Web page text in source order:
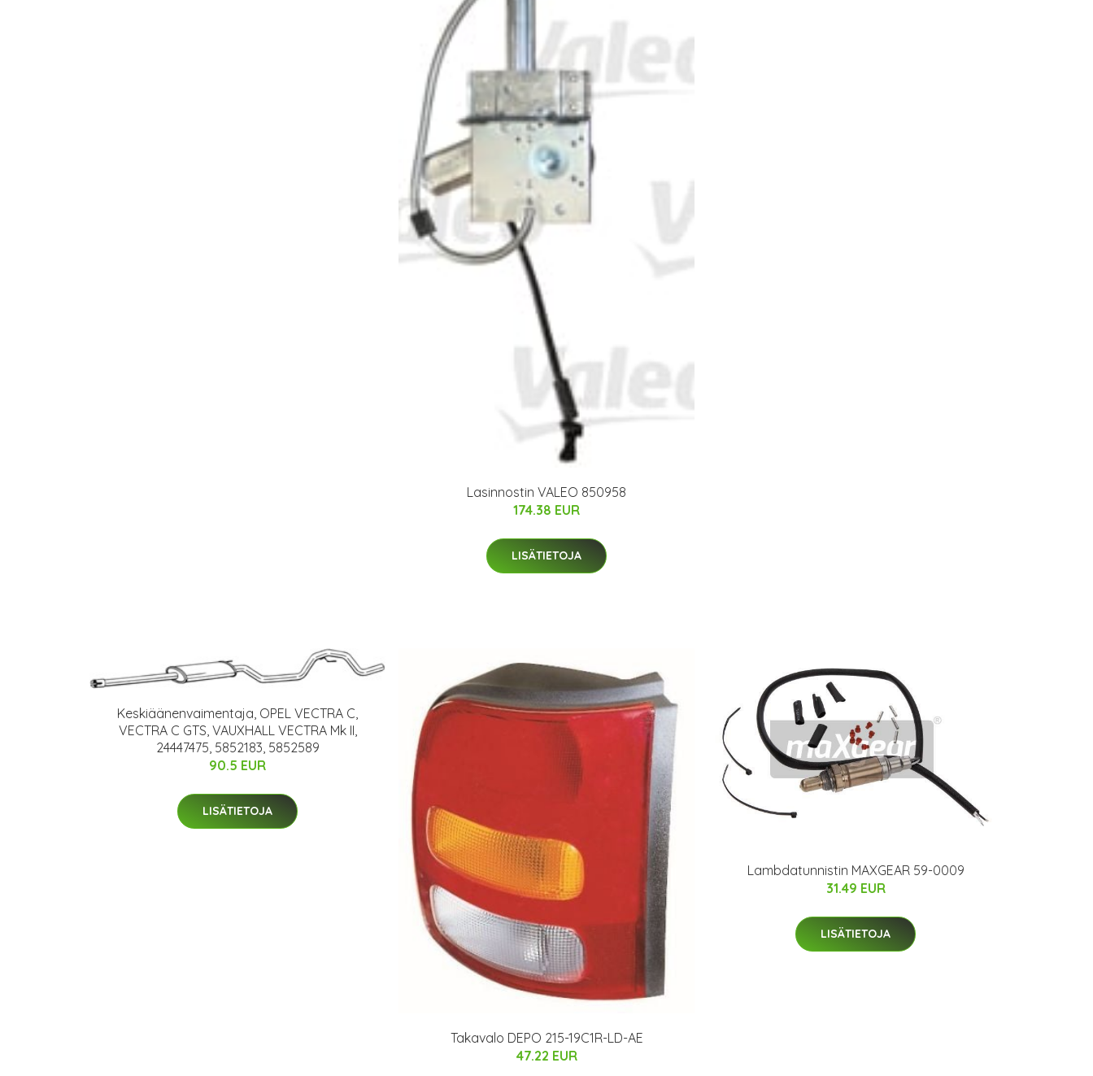
Lasinnostin VALEO 850958
174.38 EUR
LISÄTIETOJA
Keskiäänenvaimentaja, OPEL VECTRA C,
VECTRA C GTS, VAUXHALL VECTRA Mk II,
24447475, 5852183, 5852589
90.5 EUR
LISÄTIETOJA
Takavalo DEPO 215-19C1R-LD-AE
47.22 EUR
Lambdatunnistin MAXGEAR 59-0009
31.49 EUR
LISÄTIETOJA